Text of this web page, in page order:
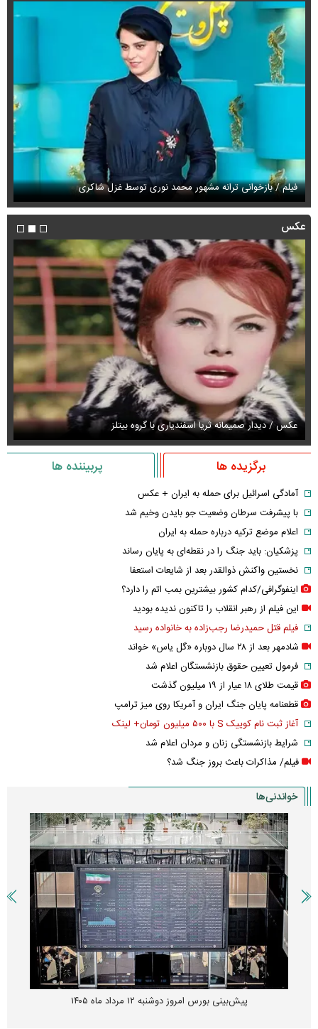
فیلم / بازخوانی ترانه مشهور محمد نوری توسط غزل شاکری
عکس
عکس / دیدار صمیمانه ثریا اسفندیاری با گروه بیتلز
برگزیده ها پربیننده ها
آمادگی اسرائیل برای حمله به ایران + عکس
با پیشرفت سرطان وضعیت جو بایدن وخیم شد
اعلام موضع ترکیه درباره حمله به ایران
پزشکیان: باید جنگ را در نقطه‌ای به پایان رساند
نخستین واکنش ذوالقدر بعد از شایعات استعفا
اینفوگرافی/کدام کشور بیشترین بمب اتم را دارد؟
این فیلم از رهبر انقلاب را تاکنون ندیده بودید
فیلم قتل حمیدرضا رجب‌زاده به خانواده رسید
شادمهر بعد از ۲۸ سال دوباره «گل یاس» خواند
فرمول تعیین حقوق بازنشستگان اعلام شد
قیمت طلای ۱۸ عیار از ۱۹ میلیون گذشت
قطعنامه پایان جنگ ایران و آمریکا روی میز ترامپ
آغاز ثبت نام کوییک S با ۵۰۰ میلیون تومان+ لینک
شرایط بازنشستگی زنان و مردان اعلام شد
فیلم/ مذاکرات باعث بروز جنگ شد؟
خواندنی‌ها
پیش‌بینی بورس امروز دوشنبه ۱۲ مرداد ماه ۱۴۰۵